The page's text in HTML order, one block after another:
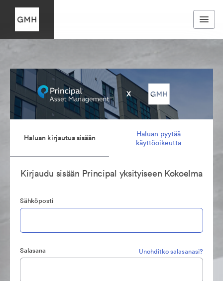
Haluan kirjautua sisään
Haluan pyytää
käyttöoikeutta
Kirjaudu sisään Principal yksityiseen Kokoelma
Sähköposti
Salasana Unohditko salasanasi?